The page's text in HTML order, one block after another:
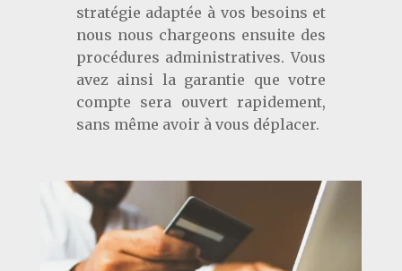
stratégie adaptée à vos besoins et
nous nous chargeons ensuite des
procédures administratives. Vous
avez ainsi la garantie que votre
compte sera ouvert rapidement,
sans même avoir à vous déplacer.